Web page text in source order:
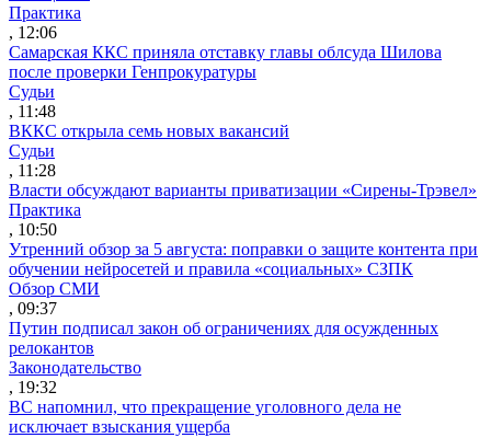
Практика
, 12:06
Самарская ККС приняла отставку главы облсуда Шилова
после проверки Генпрокуратуры
Судьи
, 11:48
ВККС открыла семь новых вакансий
Судьи
, 11:28
Власти обсуждают варианты приватизации «Сирены-Трэвел»
Практика
, 10:50
Утренний обзор за 5 августа: поправки о защите контента при
обучении нейросетей и правила «социальных» СЗПК
Обзор СМИ
, 09:37
Путин подписал закон об ограничениях для осужденных
релокантов
Законодательство
, 19:32
ВС напомнил, что прекращение уголовного дела не
исключает взыскания ущерба